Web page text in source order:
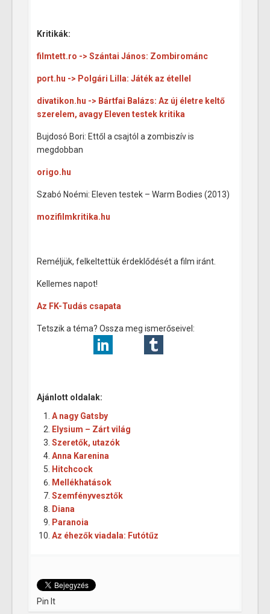
Kritikák:
filmtett.ro -> Szántai János: Zombirománc
port.hu -> Polgári Lilla: Játék az étellel
divatikon.hu -> Bártfai Balázs: Az új életre keltő
szerelem, avagy Eleven testek kritika
Bujdosó Bori: Ettől a csajtól a zombiszív is
megdobban
origo.hu
Szabó Noémi: Eleven testek – Warm Bodies (2013)
mozifilmkritika.hu
Reméljük, felkeltettük érdeklődését a film iránt.
Kellemes napot!
Az FK-Tudás csapata
Tetszik a téma? Ossza meg ismerőseivel:
Ajánlott oldalak:
A nagy Gatsby
Elysium – Zárt világ
Szeretők, utazók
Anna Karenina
Hitchcock
Mellékhatások
Szemfényvesztők
Diana
Paranoia
Az éhezők viadala: Futótűz
Pin It